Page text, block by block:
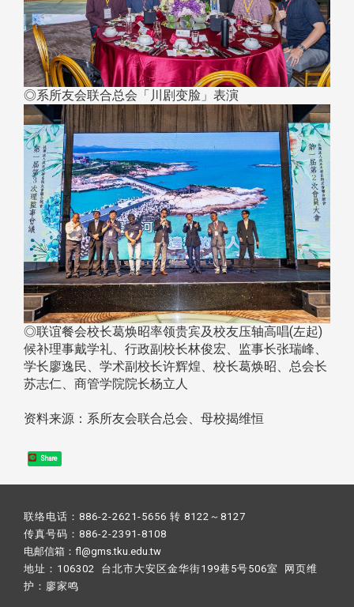
◎系所友会联合总会「川剧变脸」表演​​​​​​​
◎联谊餐会校长葛焕昭率领贵宾及校友压轴高唱(左起)
候补理事戴学礼、行政副校长林俊宏、监事长张瑞峰、
学长廖逸民、学术副校长许辉煌、校长葛焕昭、总会长
苏志仁、商管学院院长杨立人
​​​​​​​资料来源：系所友会联合总会、母校揭维恒
Share
联络电话：886-2-2621-5656 转 8122～8127
传真号码：886-2-2391-8108
电邮信箱：fl@gms.tku.edu.tw
地址：106302 台北市大安区金华街199巷5号506室 网页维
护： 廖家鸣​